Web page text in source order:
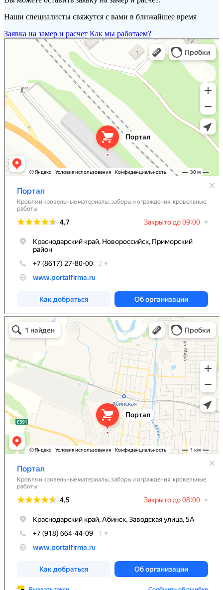
Наши специалисты свяжутся с вами в ближайшее время
Заявка на замер и расчет Как мы работаем?
Портал
Кровля и кровельные материалы в Новороссийске
Фасады и фасадные системы в Новороссийске
Портал
Кровля и кровельные материалы в Абинске
Фасады и фасадные системы в Абинске